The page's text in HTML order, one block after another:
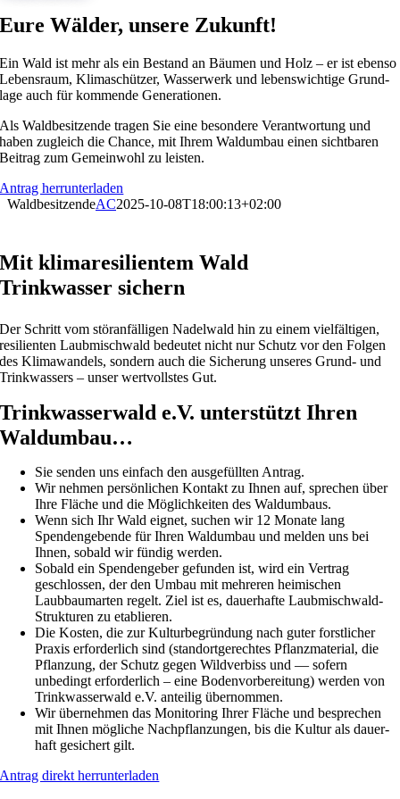
Eure Wälder, unsere Zukunft!
Ein Wald ist mehr als ein Bestand an Bäumen und Holz – er ist ebenso
Lebens­raum, Klima­schützer, Wasser­werk und lebens­wich­tige Grund­
lage auch für kommende Genera­tionen.
Als Waldbe­sit­zende tragen Sie eine beson­dere Verant­wor­tung und
haben zugleich die Chance, mit Ihrem Waldumbau einen sicht­baren
Beitrag zum Gemein­wohl zu leisten.
Antrag herrun­ter­laden
Waldbe­sit­zendeAC2025-10-08T18:00:13+02:00
Mit klima­re­si­li­entem Wald
Trink­wasser sichern
Der Schritt vom störan­fäl­ligen Nadel­wald hin zu einem vielfäl­tigen,
resili­enten Laubmisch­wald bedeutet nicht nur Schutz vor den Folgen
des Klima­wan­dels, sondern auch die Siche­rung unseres Grund- und
Trink­was­sers – unser wertvollstes Gut.
Trinkwasserwald e.V. unter­stützt Ihren
Waldumbau…
Sie senden uns einfach den ausge­füllten Antrag.
Wir nehmen persön­li­chen Kontakt zu Ihnen auf, sprechen über
Ihre Fläche und die Möglich­keiten des Waldum­baus.
Wenn sich Ihr Wald eignet, suchen wir 12 Monate lang
Spenden­ge­bende für Ihren Waldumbau und melden uns bei
Ihnen, sobald wir fündig werden.
Sobald ein Spenden­geber gefunden ist, wird ein Vertrag
geschlossen, der den Umbau mit mehreren heimi­schen
Laubbaum­arten regelt. Ziel ist es, dauer­hafte Laubmisch­wald-
Struk­turen zu etablieren.
Die Kosten, die zur Kultur­be­grün­dung nach guter forst­li­cher
Praxis erfor­der­lich sind (stand­ort­ge­rechtes Pflanz­ma­te­rial, die
Pflan­zung, der Schutz gegen Wildver­biss und — sofern
unbedingt erfor­der­lich – eine Boden­vor­be­rei­tung) werden von
Trinkwasserwald e.V. anteilig übernommen.
Wir übernehmen das Monito­ring Ihrer Fläche und bespre­chen
mit Ihnen mögliche Nachpflan­zungen, bis die Kultur als dauer­
haft gesichert gilt.
Antrag direkt herrun­ter­laden